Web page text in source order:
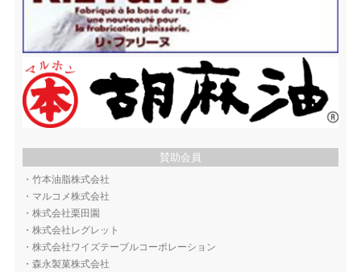
賛助会員
・ 竹本油脂株式会社
・ マルコメ株式会社
・ 株式会社栗田園
・ 株式会社レグレット
・ 株式会社ワイズテーブルコーポレーション
・ 森永製菓株式会社